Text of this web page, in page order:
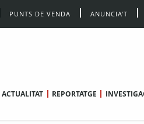
PUNTS DE VENDA ANUNCIA’T
ACTUALITAT REPORTATGE